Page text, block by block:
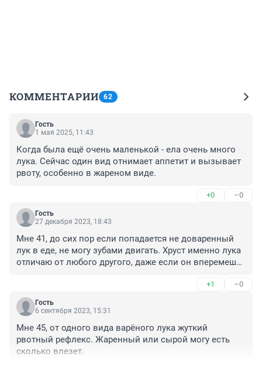
КОММЕНТАРИИ 62
Гость
1 мая 2025, 11:43
Когда была ещё очень маленькой - ела очень много
лука. Сейчас один вид отнимает аппетит и вызывает
рвоту, особенно в жареном виде.
+0 –0
Гость
27 декабря 2023, 18:43
Мне 41, до сих пор если попадается не доваренный
лук в еде, не могу зубами двигать. Хруст именно лука
отличаю от любого другого, даже если он вперемешку
+1 –0
Гость
6 сентября 2023, 15:31
Мне 45, от одного вида варёного лука жуткий
рвотный рефлекс. Жаренный или сырой могу есть
сколько влезет.